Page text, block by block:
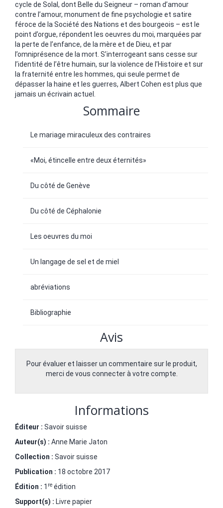
cycle de Solal, dont Belle du Seigneur – roman d’amour
contre l’amour, monument de fine psychologie et satire
féroce de la Société des Nations et des bourgeois – est le
point d’orgue, répondent les oeuvres du moi, marquées par
la perte de l’enfance, de la mère et de Dieu, et par
l’omniprésence de la mort. S’interrogeant sans cesse sur
l’identité de l’être humain, sur la violence de l’Histoire et sur
la fraternité entre les hommes, qui seule permet de
dépasser la haine et les guerres, Albert Cohen est plus que
jamais un écrivain actuel.
Sommaire
Le mariage miraculeux des contraires
«Moi, étincelle entre deux éternités»
Du côté de Genève
Du côté de Céphalonie
Les oeuvres du moi
Un langage de sel et de miel
abréviations
Bibliographie
Avis
Pour évaluer et laisser un commentaire sur le produit,
merci de vous connecter à votre compte.
Informations
Éditeur : Savoir suisse
Auteur(s) : Anne Marie Jaton
Collection : Savoir suisse
Publication : 18 octobre 2017
Édition : 1 re édition
Support(s) : Livre papier